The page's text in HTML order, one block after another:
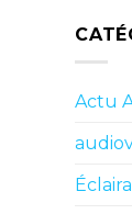
Actu